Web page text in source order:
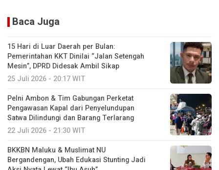
Baca Juga
15 Hari di Luar Daerah per Bulan:
Pemerintahan KKT Dinilai “Jalan Setengah
Mesin”, DPRD Didesak Ambil Sikap
25 Juli 2026 - 20:17 WIT
Pelni Ambon & Tim Gabungan Perketat
Pengawasan Kapal dari Penyelundupan
Satwa Dilindungi dan Barang Terlarang
22 Juli 2026 - 21:30 WIT
BKKBN Maluku & Muslimat NU
Bergandengan, Ubah Edukasi Stunting Jadi